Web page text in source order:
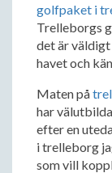
golfpaket i
Trelleborgs
det är
havet och
Maten på
har
efter en
i trelleborg
som vill